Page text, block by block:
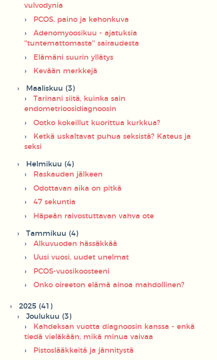
vulvodynia
PCOS, paino ja kehonkuva
Adenomyoosikuu - ajatuksia
''tuntemattomasta'' sairaudesta
Elämäni suurin yllätys
Kevään merkkejä
Maaliskuu (3)
Tarinani siitä, kuinka sain
endometrioosidiagnoosin
Ootko kokeillut kuorittua kurkkua?
Ketkä uskaltavat puhua seksistä? Kateus ja
seksi
Helmikuu (4)
Raskauden jälkeen
Odottavan aika on pitkä
47 sekuntia
Häpeän raivostuttavan vahva ote
Tammikuu (4)
Alkuvuoden hässäkkää
Uusi vuosi, uudet unelmat
PCOS-vuosikoosteeni
Onko oireeton elämä ainoa mahdollinen?
2025 (41)
Joulukuu (3)
Kahdeksan vuotta diagnoosin kanssa - enkä
tiedä vieläkään, mikä minua vaivaa
Pistoslääkkeitä ja jännitystä